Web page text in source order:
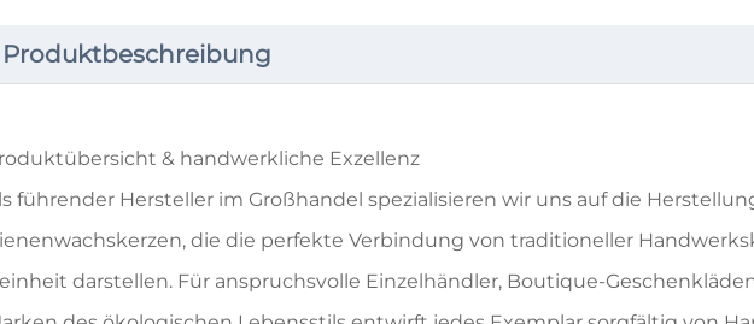
Produktbeschreibung
& handwerkliche Exzellenz
führender Hersteller im Großhandel spezialisieren wir uns auf die
die die perfekte Verbindung von traditioneller
darstellen. Für anspruchsvolle Einzelhändler, Boutique-